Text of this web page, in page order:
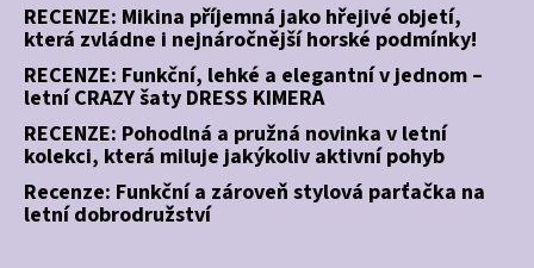
RECENZE: Mikina příjemná jako hřejivé objetí,
která zvládne i nejnáročnější horské podmínky!
RECENZE: Funkční, lehké a elegantní v jednom –
letní CRAZY šaty DRESS KIMERA
RECENZE: Pohodlná a pružná novinka v letní
kolekci, která miluje jakýkoliv aktivní pohyb
Recenze: Funkční a zároveň stylová parťačka na
letní dobrodružství